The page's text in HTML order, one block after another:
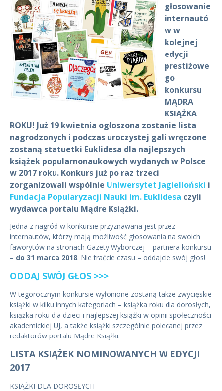
głosowanie
internautó
w w
kolejnej
edycji
prestiżowe
go
konkursu
MĄDRA
KSIĄŻKA
ROKU! Już 19 kwietnia ogłoszona zostanie lista
nagrodzonych i podczas uroczystej gali wręczone
zostaną statuetki Euklidesa dla najlepszych
książek popularnonaukowych wydanych w Polsce
w 2017 roku. Konkurs już po raz trzeci
zorganizowali wspólnie Uniwersytet Jagielloński i
Fundacja Popularyzacji Nauki im. Euklidesa czyli
wydawca portalu Mądre Książki.
Jedna z nagród w konkursie przyznawana jest przez
internautów, którzy mają możliwość głosowania na swoich
faworytów na stronach Gazety Wyborczej – partnera konkursu
– do 31 marca 2018. Nie traćcie czasu – oddajcie swój głos!
ODDAJ SWÓJ GŁOS >>>
W tegorocznym konkursie wyłonione zostaną także zwycięskie
książki w kilku innych kategoriach – książka roku dla dorosłych,
książka roku dla dzieci i najlepszej książki w opinii społeczności
akademickiej UJ, a także książki szczególnie polecanej przez
redaktorów portalu Mądre Książki.
LISTA KSIĄŻEK NOMINOWANYCH W EDYCJI
2017
KSIĄŻKI DLA DOROSŁYCH